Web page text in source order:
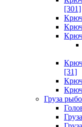
[301]
[31]
Груза